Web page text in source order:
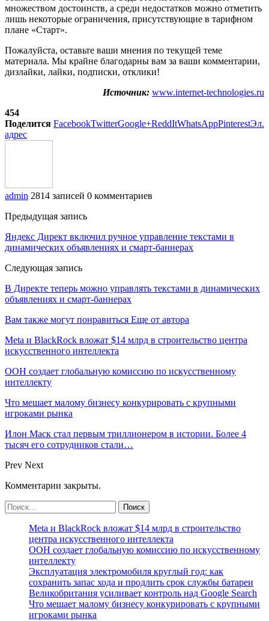
множеством достоинств, а среди недостатков можно отметить
лишь некоторые ограничения, присутствующие в тарифном
плане «Старт».
Пожалуйста, оставьте ваши мнения по текущей теме
материала. Мы крайне благодарны вам за ваши комментарии,
дизлайки, лайки, подписки, отклики!
Источник: www.internet-technologies.ru
454
Поделится FacebookTwitterGoogle+ReddItWhatsAppPinterestЭл.
адрес
admin 2814 записей 0 комментариев
Предыдущая запись
Яндекс Директ включил ручное управление текстами в
динамических объявлениях и смарт-баннерах
Следующая запись
В Директе теперь можно управлять текстами в динамических
объявлениях и смарт-баннерах
Вам также могут понравиться Еще от автора
Meta и BlackRock вложат $14 млрд в строительство центра
искусственного интеллекта
ООН создает глобальную комиссию по искусственному
интеллекту
Что мешает малому бизнесу конкурировать с крупными
игроками рынка
Илон Маск стал первым триллионером в истории. Более 4
тысяч его сотрудников стали…
Prev Next
Комментарии закрыты.
Meta и BlackRock вложат $14 млрд в строительство
центра искусственного интеллекта
ООН создает глобальную комиссию по искусственному
интеллекту
Эксплуатация электромобиля круглый год: как
сохранить запас хода и продлить срок службы батареи
Великобритания усиливает контроль над Google Search
Что мешает малому бизнесу конкурировать с крупными
игроками рынка